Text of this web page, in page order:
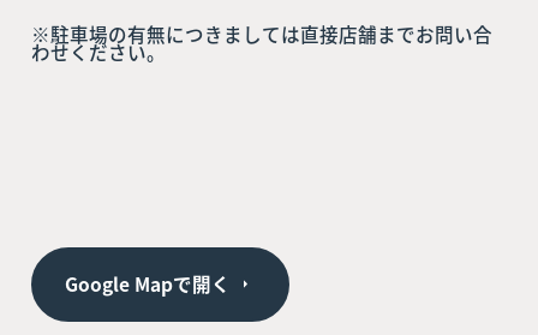
※駐車場の有無につきましては直接店舗までお問い合
わせください。
Google Mapで開く